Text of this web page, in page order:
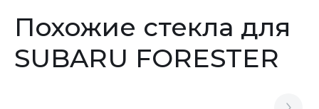
Похожие стекла для
SUBARU FORESTER